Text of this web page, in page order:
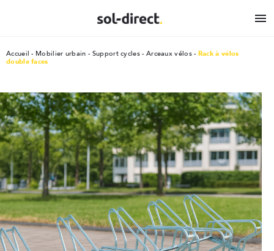

Accueil Mobilier urbain Support cycles - Arceaux vélos
Rack à vélos
double faces